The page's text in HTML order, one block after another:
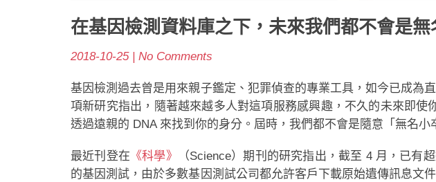
在基因檢測資料庫之下，未來我們都不會是無
2018-10-25 | No Comments
基因檢測過去曾是用來親子鑑定、犯罪偵查的專業工具，如今已成為
項新研究指出，隨著越來越多人對這項服務感興趣，不久的未來即使
透過遠親的 DNA 來找到你的身分。屆時，我們都不會是隨意「無名小
最近刊登在 《科學》
（Science）期刊的研究指出，截至 4 月，已有
的基因測試，由於多數基因測試公司都允許客戶下載原始遺傳訊息文